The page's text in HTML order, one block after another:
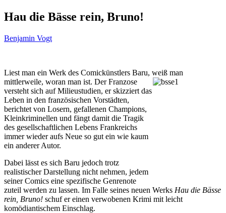
Hau die Bässe rein, Bruno!
Benjamin Vogt
Liest man ein Werk des Comickünstlers Baru, weiß man
mittlerweile, woran man ist. DerFranzose
versteht sich auf Milieustudien, er skizziert das
Leben in den französischen Vorstädten,
berichtet von Losern, gefallenen Champions,
Kleinkriminellen und fängt damit die Tragik
des gesellschaftlichen Lebens Frankreichs
immer wieder aufs Neue so gut ein wie kaum
ein anderer Autor.
Dabei lässt es sich Baru jedoch trotz
realistischer Darstellung nicht nehmen, jedem
seiner Comics eine spezifische Genrenote
zuteil werden zu lassen. Im Falle seines neuen Werks Hau die Bässe
rein, Bruno! schuf er einen verwobenen Krimi mit leicht
komödiantischem Einschlag.